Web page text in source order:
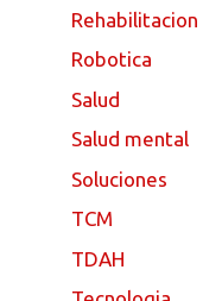
Rehabilitacion
Robotica
Salud
Salud mental
Soluciones
TCM
TDAH